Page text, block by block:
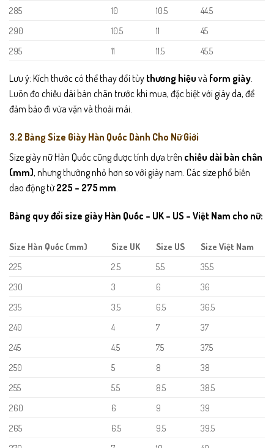
285
10 10.5
44.5
290
10.5 11
45
295
11 11.5 45.5
Lưu ý: Kích thước có thể thay đổi tùy thương hiệu và form giày.
Luôn đo chiều dài bàn chân trước khi mua, đặc biệt với giày da, để
đảm bảo đi vừa vặn và thoải mái.
3.2 Bảng Size Giày Hàn Quốc Dành Cho Nữ Giới
Size giày nữ Hàn Quốc cũng được tính dựa trên chiều dài bàn chân
(mm), nhưng thường nhỏ hơn so với giày nam. Các size phổ biến
dao động từ225 – 275 mm
Bảng quy đổi size giày Hàn Quốc – UK – US – Việt Nam cho nữ:
Size Hàn Quốc (mm) Size UK Size US
Size Việt Nam
225
2.5 5.5
35.5
230
3 6
36
235
3.5 6.5
36.5
240
4 7
37
245
4.5 7.5
37.5
250
5 8
38
255
5.5 8.5
38.5
260
6 9
39
265
6.5 9.5
39.5